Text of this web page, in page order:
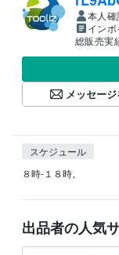
本人確
イン
総販売実
メッセー
スケジュール
８時-１８時。
出品者の人気